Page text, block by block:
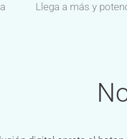
Llega a más y